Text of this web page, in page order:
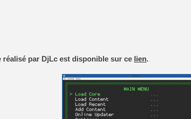
réalisé par DjLc est disponible sur ce lien.